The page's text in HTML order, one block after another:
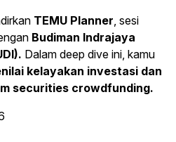
TEMU Planner, sesi
Budiman Indrajaya
Dalam deep dive ini, kamu
kelayakan investasi dan
securities crowdfunding.